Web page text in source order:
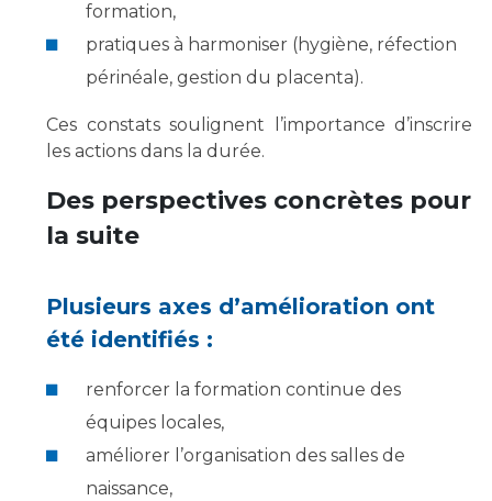
formation,
pratiques à harmoniser (hygiène, réfection
périnéale, gestion du placenta).
Ces constats soulignent l’importance d’inscrire
les actions dans la durée.
Des perspectives concrètes pour
la suite
Plusieurs axes d’amélioration ont
été identifiés :
renforcer la formation continue des
équipes locales,
améliorer l’organisation des salles de
naissance,